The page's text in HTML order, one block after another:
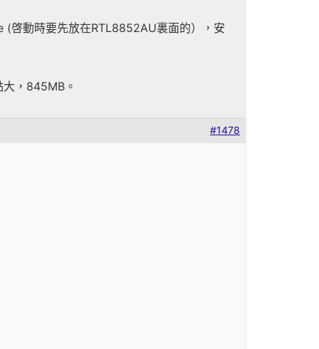
啓動時要先放在RTL8852AU裏面的），安
，845MB。
#1478